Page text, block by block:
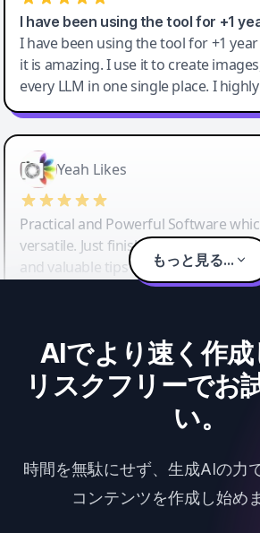
I have been using the tool for +1
I have been using the tool for +1
it is amazing. I use it to create
every LLM in one single place. I
Yeah Likes
Practical and Powerful Software
versatile. Just finished their
and valuable tips and tricks.
もっと見る...
AIでより速く作成
リスクフリーでお
い。
時間を無駄にせず、生成AIの力
コンテンツを作成し始め